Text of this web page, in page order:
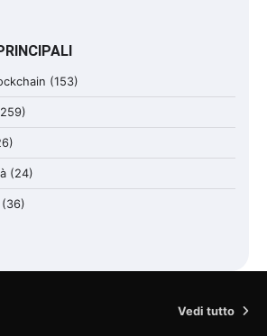
(153)
(24)
(36)
Vedi tutto